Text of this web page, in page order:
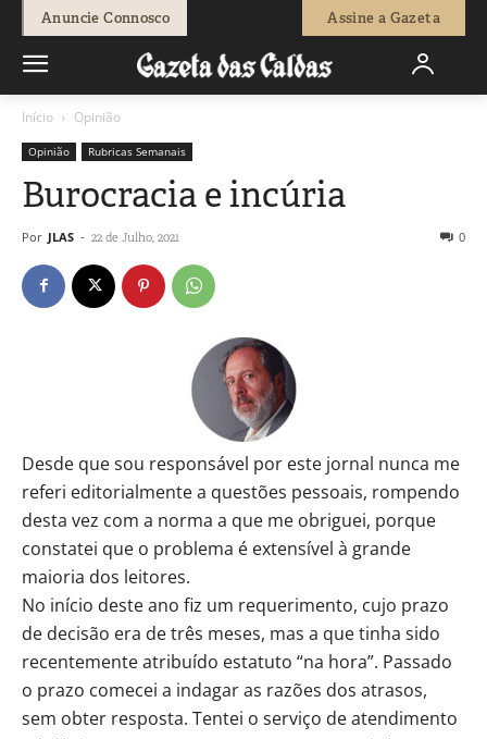
Anuncie Connosco Assine a Gazeta
Início Opinião
Opinião Rubricas Semanais
Burocracia e incúria
Por JLAS - 22 de Julho, 2021 0
Desde que sou responsável por este jornal nunca me
referi editorialmente a questões pessoais, rompendo
desta vez com a norma a que me obriguei, porque
constatei que o problema é extensível à grande
maioria dos leitores.
No início deste ano fiz um requerimento, cujo prazo
de decisão era de três meses, mas a que tinha sido
recentemente atribuído estatuto “na hora”. Passado
o prazo comecei a indagar as razões dos atrasos,
sem obter resposta. Tentei o serviço de atendimento